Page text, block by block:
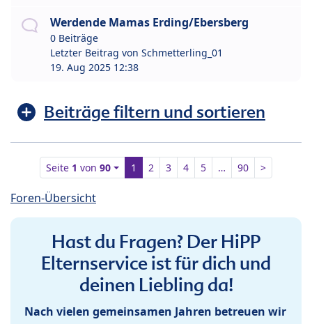
Werdende Mamas Erding/Ebersberg
0 Beiträge
Letzter Beitrag von Schmetterling_01
19. Aug 2025 12:38
Beiträge filtern und sortieren
Seite 1 von90 1 2 3 4 5 … 90 >
Foren-Übersicht
Hast du Fragen? Der HiPP
Elternservice ist für dich und
deinen Liebling da!
Nach vielen gemeinsamen Jahren betreuen wir